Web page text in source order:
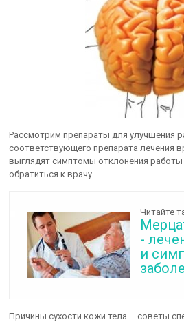
Рассмотрим препараты для улучшения
соответствующего препарата лечения
выглядят симптомы отклонения работы
обратиться к врачу.
Читайте
-
и
Причины сухости кожи тела – советы